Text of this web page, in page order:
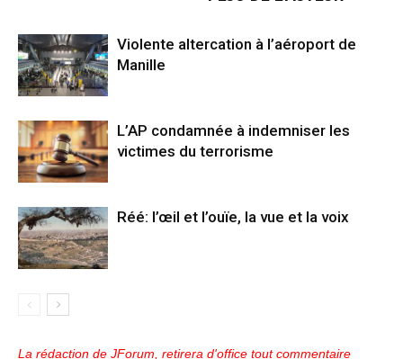
Violente altercation à l’aéroport de
Manille
L’AP condamnée à indemniser les
victimes du terrorisme
Réé: l’œil et l’ouïe, la vue et la voix
La rédaction de JForum, retirera d'office tout commentaire